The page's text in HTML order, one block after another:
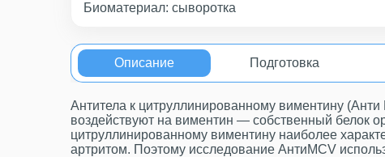
Биоматериал: сыворотка
Описание Подготовка
Антитела к цитруллинированному виментину
воздействуют на виментин — собственный белок
цитруллинированному виментину наиболее
артритом. Поэтому исследование АнтиMCV